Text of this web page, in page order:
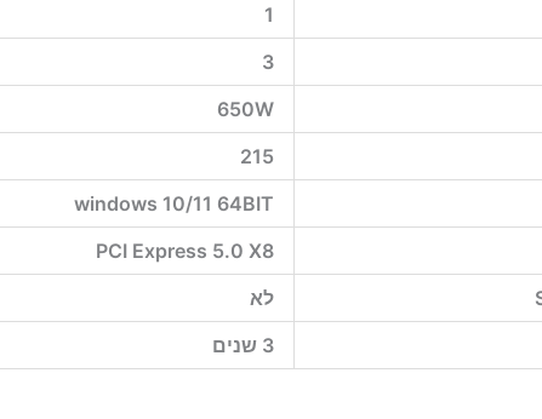
1
3
650W
215
windows 10/11 64BIT
PCI Express 5.0 X8
לא
3 שנים